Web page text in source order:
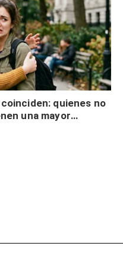
quienes no
una mayor
y no es por